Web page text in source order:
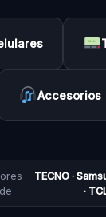
Accesorios
TECNO ·
·